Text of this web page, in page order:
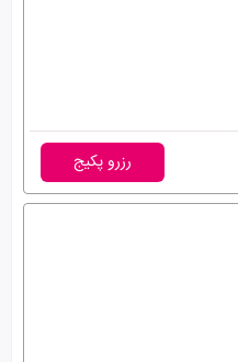
رزرو پکیج